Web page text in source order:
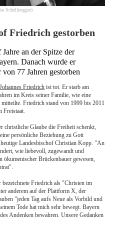
Schellnegger)
Friedrich gestorben
an der Spitze der
Danach wurde er
77 Jahren gestorben
Friedrich ist tot. Er starb am
im Kreis seiner Familie, wie eine
Friedrich stand von 1999 bis 2011
Freistaat.
christliche Glaube die Freiheit schenkt,
persönliche Beziehung zu Gott
Landesbischof Christian Kopp. "An
wie liebevoll, zugewandt und
Brückenbauer gewesen,
Friedrich als "Christen im
anderem auf der Plattform X, der
"jeden Tag aufs Neue als Vorbild und
Tode hat mich sehr bewegt. Bayern
Andenken bewahren. Unsere Gedanken